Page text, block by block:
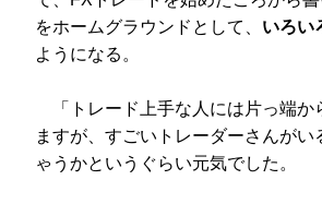
をホームグラウンドとして、 いろい
ようになる。
「トレード上手な人には片っ端か
ますが、すごいトレーダーさんが
ゃうかというぐらい元気でした。